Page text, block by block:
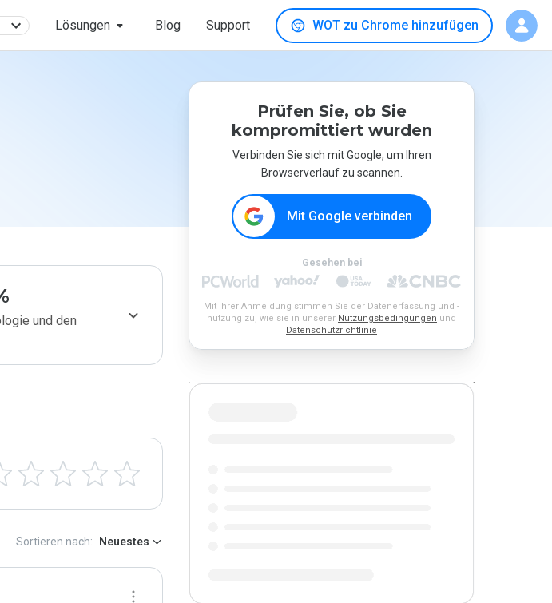
Lösungen Blog Support WOT zu Chrome hinzufügen
und den
Sortieren nach: Neuestes
Prüfen Sie, ob Sie
kompromittiert wurden
Verbinden Sie sich mit Google, um Ihren
Browserverlauf zu scannen.
Mit Google verbinden
Gesehen bei
Mit Ihrer Anmeldung stimmen Sie der Datenerfassung und -
nutzung zu, wie sie in unserer Nutzungsbedingungen und
Datenschutzrichtlinie